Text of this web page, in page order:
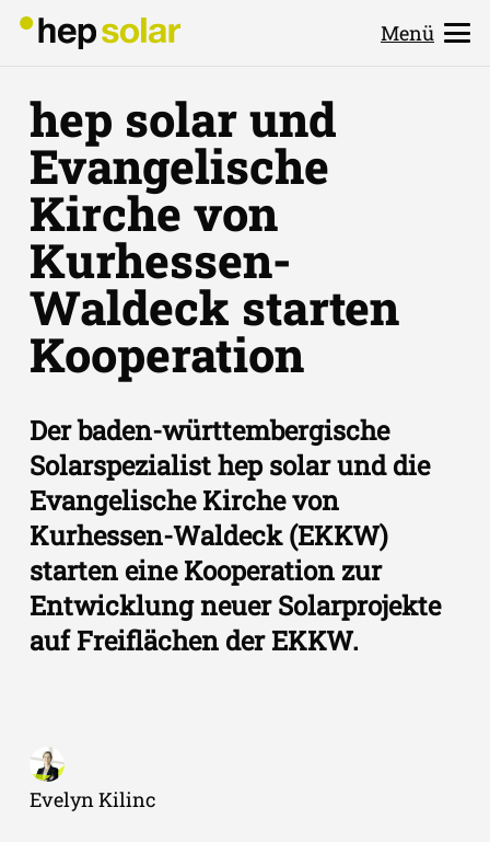
Menü
hep solar und
Evangelische
Kirche von
Kurhessen-
Waldeck starten
Kooperation
Der baden-württembergische
Solarspezialist hep solar und die
Evangelische Kirche von
Kurhessen-Waldeck (EKKW)
starten eine Kooperation zur
Entwicklung neuer Solarprojekte
auf Freiflächen der EKKW.
Evelyn Kilinc